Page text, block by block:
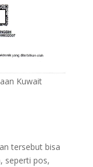
Kuwait
tersebut bisa
seperti pos,